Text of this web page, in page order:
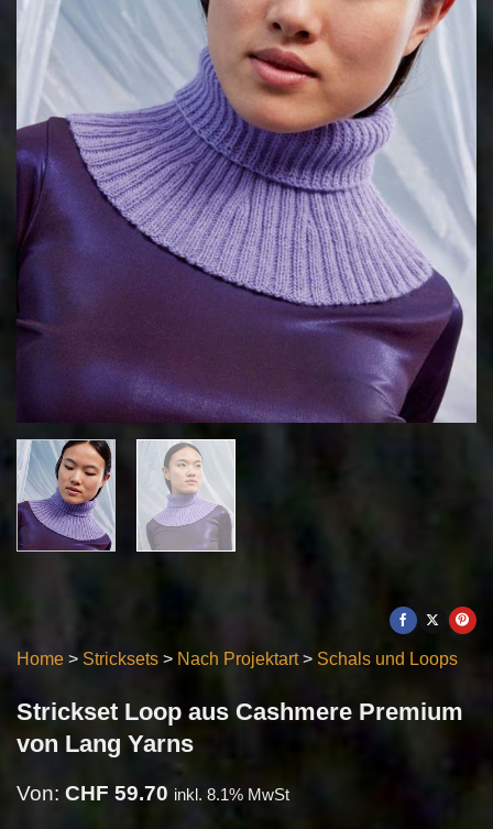
Home > Stricksets > Nach Projektart> Schals und Loops
Strickset Loop aus Cashmere Premium
von Lang Yarns
Von: CHF 59.70 inkl. 8.1% MwSt